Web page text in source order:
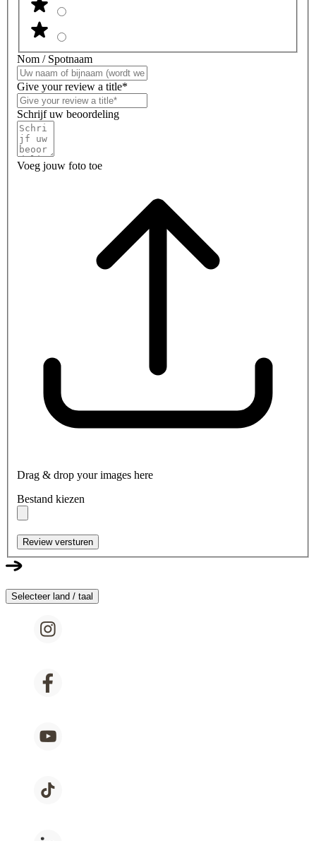
Nom / Spotnaam
Give your review a title*
Schrijf uw beoordeling
Voeg jouw foto toe
Drag & drop your images here
Bestand kiezen
Review versturen
Selecteer land / taal